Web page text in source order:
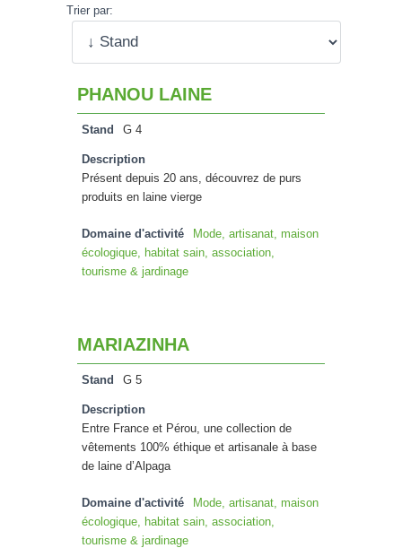
Trier par:
PHANOU LAINE
Stand G 4
Description
Présent depuis 20 ans, découvrez de purs
produits en laine vierge
Domaine d'activité
Mode, artisanat, maison
écologique, habitat sain, association,
tourisme & jardinage
MARIAZINHA
Stand G 5
Description
Entre France et Pérou, une collection de
vêtements 100% éthique et artisanale à base
de laine d’Alpaga
Domaine d'activité
Mode, artisanat, maison
écologique, habitat sain, association,
tourisme & jardinage